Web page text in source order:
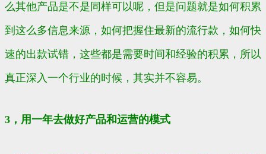
么其他产品是不是同样可以呢，但是问题就是如何积累
到这么多信息来源，如何把握住最新的流行款，如何快
速的出款试错，这些都是需要时间和经验的积累，所以
真正深入一个行业的时候，其实并不容易。
3，用一年去做好产品和运营的模式